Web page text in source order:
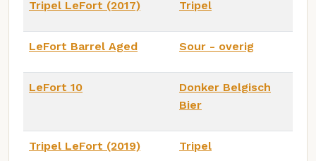
Tripel LeFort (2017) Tripel
LeFort Barrel Aged Sour - overig
LeFort 10
Donker Belgisch
Bier
Tripel LeFort (2019) Tripel